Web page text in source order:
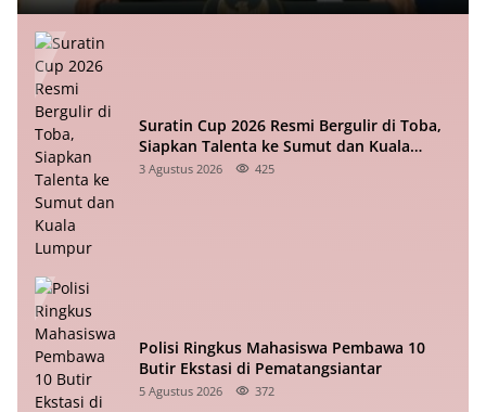
Suratin Cup 2026 Resmi Bergulir di Toba,
Siapkan Talenta ke Sumut dan Kuala
Lumpur
3 Agustus 2026 425
Polisi Ringkus Mahasiswa Pembawa 10
Butir Ekstasi di Pematangsiantar
5 Agustus 2026 372